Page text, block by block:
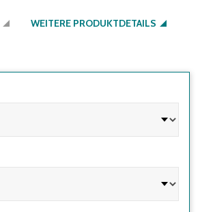
WEITERE PRODUKTDETAILS